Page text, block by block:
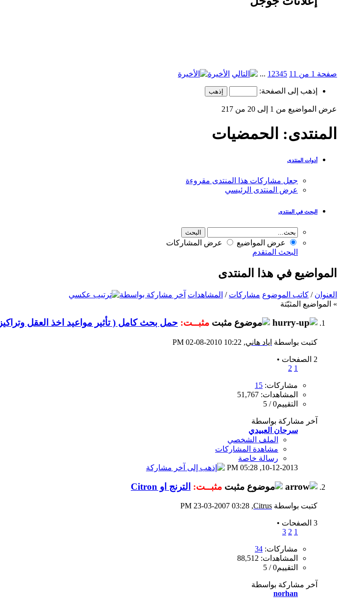
صفحة 1 من 11 12345
... الأخيرة
إذهب إلى الصفحة:
عرض المواضيع من 1 إلى 20 من 217
المنتدى: الحمضيات
أدوات المنتدى
جعل مشاركات هذا المنتدى مقروءة
عرض المنتدى الرئيسي
البحث في المنتدى
عرض المواضيع
عرض المشاركات
البحث المتقدم
المواضيع في هذا المنتدى
العنوان / كاتب الموضوع مشاركات / المشاهدات آخر مشاركة بواسطة
» المواضيع المثبّتة
مثبــت: حمل بحث كامل ( تأثير مواعيد اخذ العقل وتراكيز IBA في إكثار الليمون الحلو بالعقل شبه الخشبية)
كتبت بواسطة اياد هاني‏, 02-08-2010 10:22 PM
2 الصفحات
•
1
2
مشاركات: 15
المشاهدات: 51,767
التقييم0 / 5
آخر مشاركة بواسطة
سرحان العبيدي
الملف الشخصي
مشاهدة المشاركات
رسالة خاصة
10-12-2013,
05:28 PM
مثبــت: الترنج او Citron
كتبت بواسطة Citrus
‏, 23-03-2007 03:28 PM
3 الصفحات
•
1
2
3
مشاركات: 34
المشاهدات: 88,512
التقييم0 / 5
آخر مشاركة بواسطة
norhan